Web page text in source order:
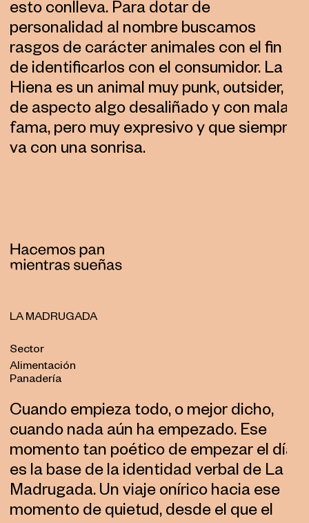
esto conlleva. Para dotar de
personalidad al nombre buscamos
rasgos de carácter animales con el fin
de identificarlos con el consumidor. La
Hiena es un animal muy punk, outsider,
de aspecto algo desaliñado y con mala
fama, pero muy expresivo y que siempre
va con una sonrisa.
Cuando empieza todo, o mejor dicho,
cuando nada aún ha empezado. Ese
momento tan poético de empezar el día
es la base de la identidad verbal de La
Madrugada. Un viaje onírico hacia ese
momento de quietud, desde el que el
LA MADRUGADA
Sector
Alimentación
Panadería